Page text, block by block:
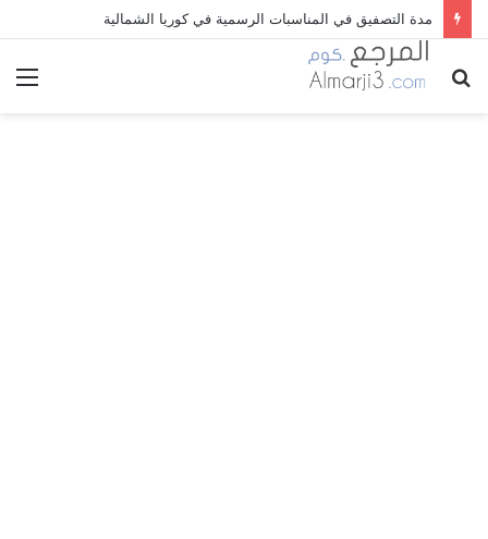
مدة التصفيق في المناسبات الرسمية في كوريا الشمالية
بحث